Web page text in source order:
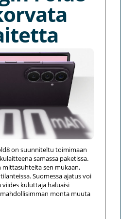
on suunniteltu toimimaan
samassa paketissa.
sen mukaan,
Suomessa ajatus voi
viides kuluttaja haluaisi
monta muuta